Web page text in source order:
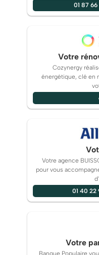
01 87
Votre
Cozynergy
énergétique, clé en
Votre agence
pour vous
01 40 22
Votre
Banque Populaire